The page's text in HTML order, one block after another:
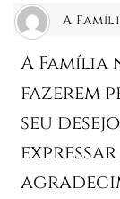
A
A Família
fazerem
seu